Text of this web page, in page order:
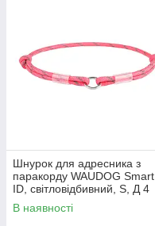
Шнурок для адресника з
паракорду WAUDOG Smart
ID, світловідбивний, S, Д 4
мм, Д 25-45 см рожевий
В наявності